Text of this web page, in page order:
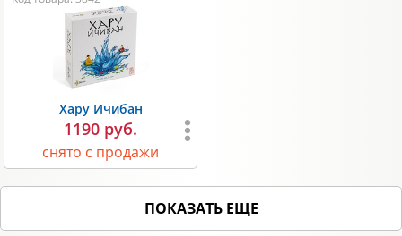
Хару Ичибан
1190 руб.
снято с продажи
ПОКАЗАТЬ ЕЩЕ